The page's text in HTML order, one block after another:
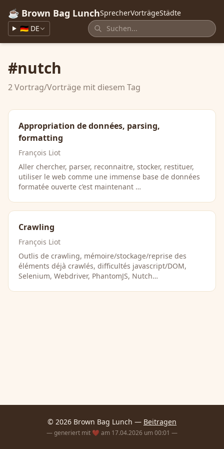
☕ Brown Bag LunchSprecherVorträgeStädte
🇩🇪 DE
#nutch
2 Vortrag/Vorträge mit diesem Tag
Appropriation de données, parsing,
formatting
François Liot
Aller chercher, parser, reconnaitre, stocker, restituer,
utiliser le web comme une immense base de données
formatée ouverte c’est maintenant …
Crawling
François Liot
Outlis de crawling, mémoire/stockage/reprise des
éléments déjà crawlés, difficultés javascript/DOM,
Selenium, Webdriver, PhantomJS, Nutch…
© 2026 Brown Bag Lunch — Beitragen
— generiert mit ❤️ am 17.04.2026 um 00:01 —